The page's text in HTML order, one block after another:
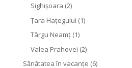
Sighişoara (2)
Țara Hațegului (1)
Târgu Neamţ(1)
Valea Prahovei (2)
Sănătatea în vacanțe (6)